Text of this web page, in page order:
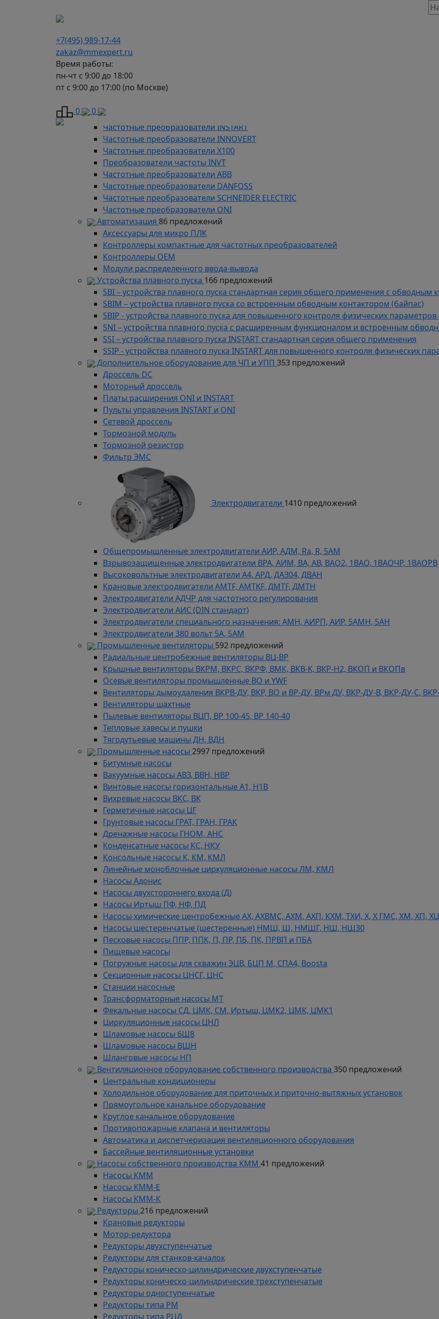
+7(495) 989-17-44
zakaz@mmexpert.ru
Время работы:
пн-чт с 9:00 до 18:00
пт с 9:00 до 17:00 (по Москве)
0 0
Каталог
Преобразователи частоты AD
Частотные преобразователи INSTART
Частотные преобразователи INNOVERT
Частотные преобразователи Х100
Преобразователи частоты INVT
Частотные преобразователи ABB
Частотные преобразователи DANFOSS
Частотные преобразователи SCHNEIDER ELECTRIC
Частотные преобразователи ONI
Автоматизация 86 предложений
Аксессуары для микро ПЛК
Контроллеры компактные для частотных преобразователей
Контроллеры ОЕМ
Модули распределенного ввода-вывода
Устройства плавного пуска 166 предложений
SBI – устройства плавного пуска стандартная серия общего применения с обводным
SBIM – устройства плавного пуска со встроенным обводным контактором (байпас)
SBIP - устройства плавного пуска для повышенного контроля физических
SNI – устройства плавного пуска с расширенным функционалом и встроенным
SSI – устройства плавного пуска INSTART стандартная серия общего применения
SSIP - устройства плавного пуска INSTART для повышенного контроля физических
Дополнительное оборудование для ЧП и УПП 353 предложений
Дроссель DC
Моторный дроссель
Платы расширения ONI и INSTART
Пульты управления INSTART и ONI
Сетевой дроссель
Тормозной модуль
Тормозной резистор
Фильтр ЭМС
Электродвигатели 1410 предложений
Общепромышленные электродвигатели АИР, АДМ, Ra, R, 5AM
Взрывозащищенные электродвигатели ВРА, АИМ, ВА, АВ, ВАO2, 1ВАО, 1ВАОЧР, 1ВАОРВ
Высоковольтные электродвигатели A4, АРД, ДАЗ04, ДВАН
Крановые электродвигатели AMTF, AMTKF, ДMTF, ДМТН
Электродвигатели АДЧР для частотного регулирования
Электродвигатели АИС (DIN стандарт)
Электродвигатели специального назначения: АМН, АИРП, АИР, 5АМН, 5АН
Электродвигатели 380 вольт 5А, 5АМ
Промышленные вентиляторы 592 предложений
Радиальные центробежные вентиляторы ВЦ-ВР
Крышные вентиляторы ВКРМ, ВКРС, ВКРФ, ВМК, ВКВ-К, ВКР-Н2, ВКОП и ВКОПв
Осевые вентиляторы промышленные ВО и YWF
Вентиляторы дымоудаления ВКРВ-ДУ, ВКР, ВО и ВР-ДУ, ВРм ДУ, ВКР-ДУ-В, ВКР-ДУ-С,
Вентиляторы шахтные
Пылевые вентиляторы ВЦП, ВР 100-45, ВР 140-40
Тепловые завесы и пушки
Тягодутьевые машины ДН, ВДН
Промышленные насосы 2997 предложений
Битумные насосы
Вакуумные насосы АВЗ, ВВН, НВР
Винтовые насосы горизонтальные А1, Н1В
Вихревые насосы ВКС, ВК
Герметичные насосы ЦГ
Грунтовые насосы ГРАТ, ГРАН, ГРАК
Дренажные насосы ГНОМ, АНС
Конденсатные насосы КС, НКУ
Консольные насосы К, КМ, КМЛ
Линейные моноблочные циркуляционные насосы ЛМ, КМЛ
Насосы Адонис
Насосы двухстороннего входа (Д)
Насосы Иртыш ПФ, НФ, ПД
Насосы химические центробежные АХ, АХВМС, АХМ, АХП, КХМ, ТХИ, Х, Х ГМС, ХМ, ХП,
Насосы шестеренчатые (шестеренные) НМШ, Ш, НМШГ, НШ, НШ30
Песковые насосы ППР, ППК, П, ПР, ПБ, ПК, ПРВП и ПБА
Пищевые насосы
Погружные насосы для скважин ЭЦВ, БЦП М, СПА4, Boosta
Секционные насосы ЦНСГ, ЦНС
Станции насосные
Трансформаторные насосы МТ
Фекальные насосы СД, ЦМК, СМ, Иртыш, ЦМК2, ЦМК, ЦМК1
Циркуляционные насосы ЦНЛ
Шламовые насосы 6Ш8
Шламовые насосы ВШН
Шланговые насосы НП
Вентиляционное оборудование собственного производства 350 предложений
Центральные кондиционеры
Холодильное оборудование для приточных и приточно-вытяжных установок
Прямоугольное канальное оборудование
Круглое канальное оборудование
Противопожарные клапана и вентиляторы
Автоматика и диспетчеризация вентиляционного оборудования
Бассейные вентиляционные установки
Насосы собственного производства KMM 41 предложений
Насосы КММ
Насосы КММ-Е
Насосы КММ-К
Редукторы 216 предложений
Крановые редукторы
Мотор-редуктора
Редукторы двухступенчатые
Редукторы для станков-качалок
Редукторы коническо-цилиндрические двухступенчатые
Редукторы коническо-цилиндрические трехступенчатые
Редукторы одноступенчатые
Редукторы типа РМ
Редукторы типа РЦД